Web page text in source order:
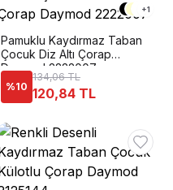
+1
Pamuklu Kaydırmaz Taban
Çocuk Diz Altı Çorap
Daymod 2222007
%10
134,06 TL
120,84 TL